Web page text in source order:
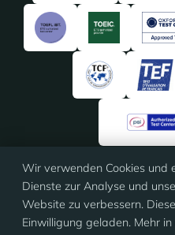
★★★★★★★★★★
4,91/5
auf
Wir verwenden Cookies und
Dienste zur Analyse und
Website zu verbessern.
Einwilligung geladen. Mehr in